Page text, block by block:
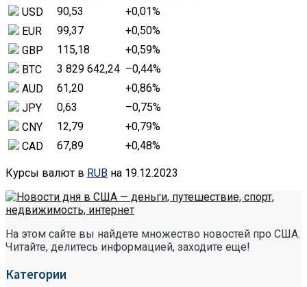
USD
90,53 +0,01%
EUR
99,37 +0,50%
GBP
115,18 +0,59%
BTC
3 829 642,24 –0,44%
AUD
61,20 +0,86%
JPY
0,63 –0,75%
CNY
12,79 +0,79%
CAD
67,89 +0,48%
Курсы валют в RUB на 19.12.2023
На этом сайте вы найдете множество новостей про США.
Читайте, делитесь информацией, заходите еще!
Категории